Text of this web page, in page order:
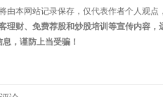
由本网站记录保存，仅代表作者个人观
理财、免费荐股和炒股培训等宣传内容
，谨防上当受骗！